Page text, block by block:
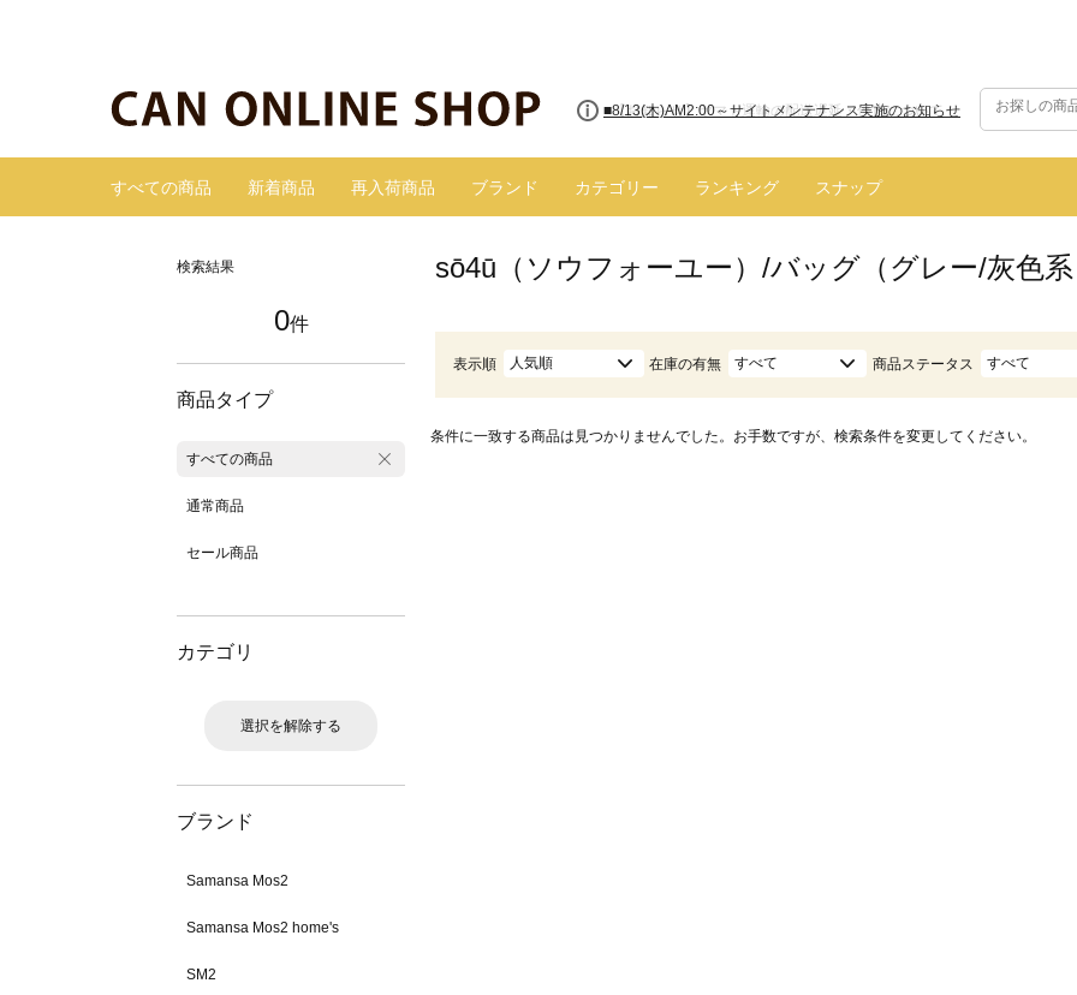
■8/13(木)AM2:00～サイトメンテナンス実施のお知らせ
すべての商品 新着商品 再入荷商品 ブランド カテゴリー ランキング スナップ
検索結果
0件
商品タイプ
すべての商品
通常商品
セール商品
カテゴリ
選択を解除する
ブランド
Samansa Mos2
Samansa Mos2 home's
SM2
sō4ū（ソウフォーユー）/バッグ（グレー/灰色
表示順 人気順 在庫の有無 すべて 商品ステータス すべて
条件に一致する商品は見つかりませんでした。お手数ですが、検索条件を変更してください。